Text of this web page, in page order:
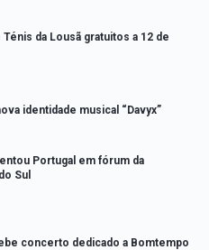
da Lousã gratuitos a 12 de
identidade musical “Davyx”
Portugal em fórum da
Sul
concerto dedicado a Bomtempo